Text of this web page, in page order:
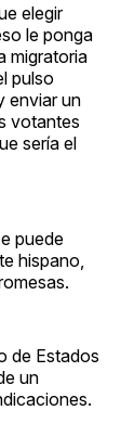
elegir
le ponga
migratoria
pulso
enviar un
votantes
sería el
puede
hispano,
de Estados
un